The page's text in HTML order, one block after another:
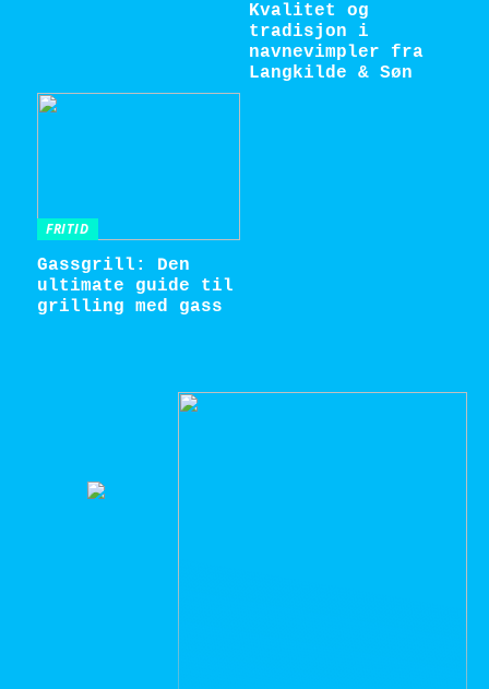
Kvalitet og
tradisjon i
navnevimpler fra
Langkilde & Søn
FRITID
Gassgrill: Den
ultimate guide til
grilling med gass